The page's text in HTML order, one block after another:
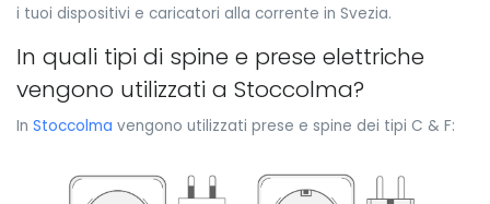
i tuoi dispositivi e caricatori alla corrente in Svezia.
In quali tipi di spine e prese elettriche
vengono utilizzati a Stoccolma?
In Stoccolma vengono utilizzati prese e spine dei tipi C & F: